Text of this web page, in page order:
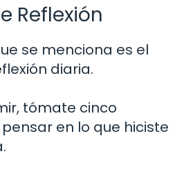
Reflexión
se menciona es el
diaria.
tómate cinco
en lo que hiciste